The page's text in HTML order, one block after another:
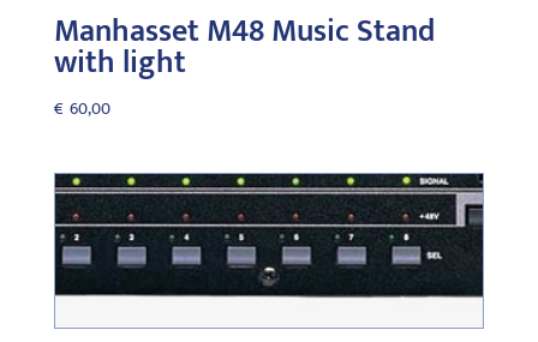
Manhasset M48 Music Stand
with light
€ 60,00